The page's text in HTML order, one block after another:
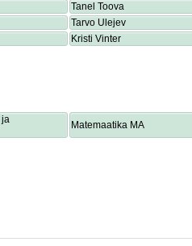
Tanel Toova
Tarvo Ulejev
Kristi Vinter
ja
Matemaatika MA